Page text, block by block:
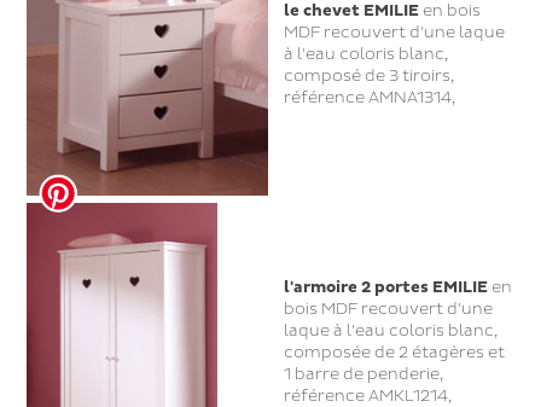
le chevet EMILIEen bois
MDF recouvert d'une laque
à l'eau coloris blanc,
composé de 3 tiroirs,
référence AMNA1314,
l'armoire 2 portes EMILIEen
bois MDF recouvert d'une
laque à l'eau coloris blanc,
composée de 2 étagères et
1 barre de penderie,
référence AMKL1214,